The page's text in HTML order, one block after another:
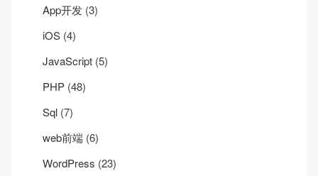
App开发 (3)
iOS (4)
JavaScript (5)
PHP (48)
Sql (7)
web前端 (6)
WordPress (23)